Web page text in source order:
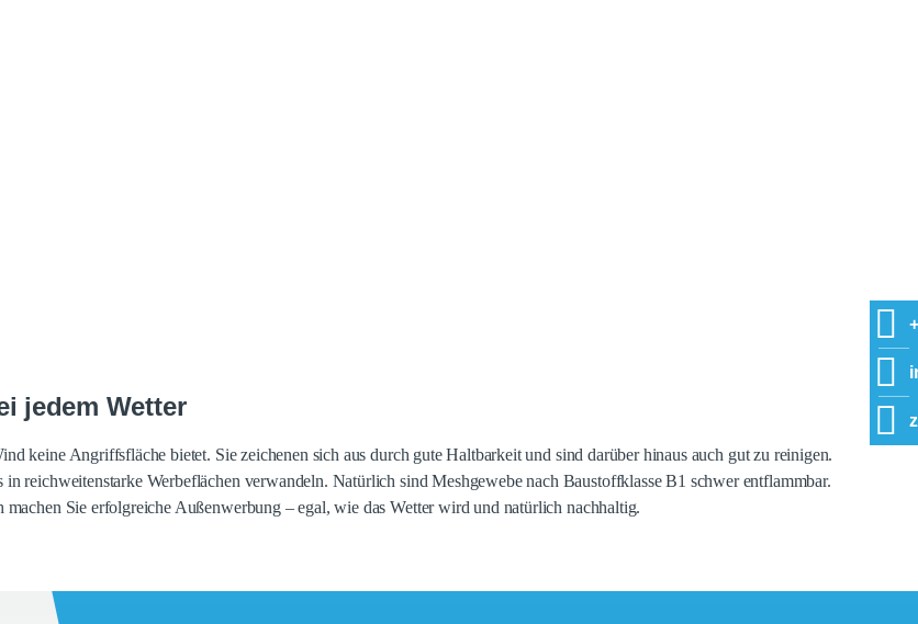
jedem Wetter
keine Angriffsfläche bietet. Sie zeichenen sich aus durch gute Haltbarkeit und sind darüber hinaus auch gut zu reinigen.
reichweitenstarke Werbeflächen verwandeln. Natürlich sind Meshgewebe nach Baustoffklasse B1 schwer entflammbar.
Sie erfolgreiche Außenwerbung – egal, wie das Wetter wird und natürlich nachhaltig.